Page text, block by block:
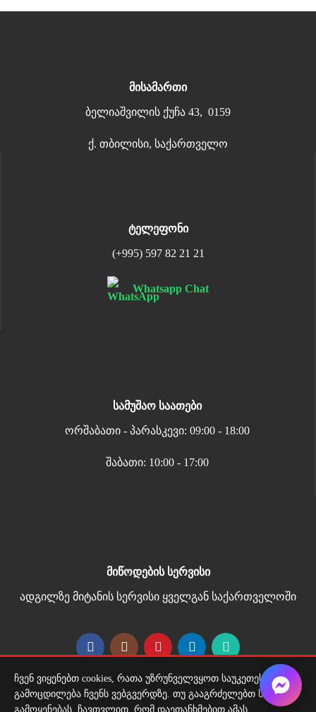
მისამართი
ბელიაშვილის ქუჩა 43, 0159
ქ. თბილისი, საქართველო
ტელეფონი
(+995) 597 82 21 21
Whatsapp Chat
სამუშაო საათები
ორშაბათი - პარასკევი: 09:00 - 18:00
შაბათი: 10:00 - 17:00
მიწოდების სერვისი
ადგილზე მიტანის სერვისი ყველგან საქართველოში
Copyright 2026 | All Rights Reserved |
მარტივი გადახდა
ჩვენ ვიყენებთ cookies, რათა უზრუნველვყოთ საუკეთესო
გამოცდილება ჩვენს ვებგვერდზე. თუ გააგრძელებთ საიტის
გამოყენებას, ჩავთვლით, რომ დაეთანხმებით ამას.